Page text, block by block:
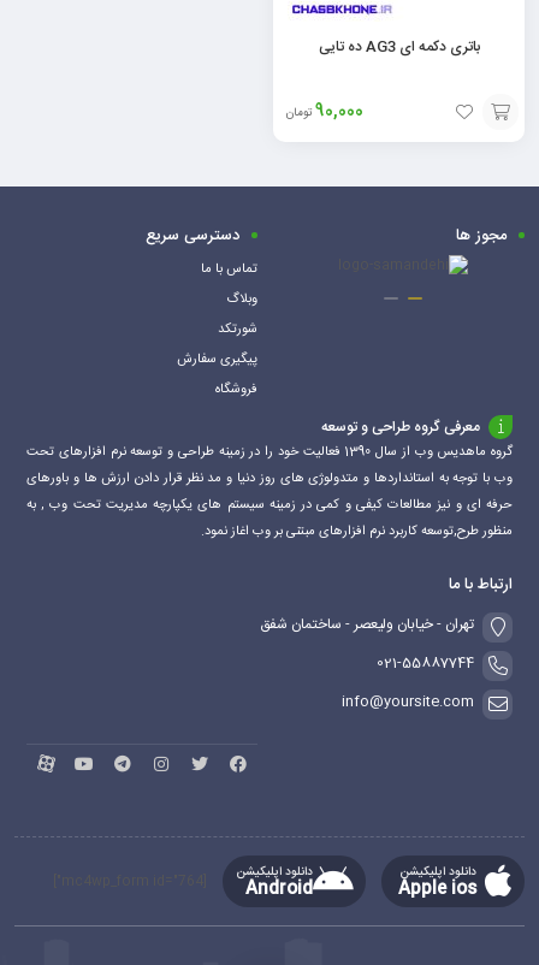
باتری دکمه ای AG3 ده تایی
90,000 تومان
افزودن
به
مجوز ها دسترسی سریع
تماس با ما
وبلاگ
شورتکد
پیگیری سفارش
فروشگاه
معرفی گروه طراحی و توسعه
گروه ماهدیس وب از سال 1390 فعالیت خود را در زمینه طراحی و توسعه نرم افزارهای تحت
وب با توجه به استانداردها و متدولوژی های روز دنیا و مد نظر قرار دادن ارزش ها و باورهای
حرفه ای و نیز مطالعات کیفی و کمی در زمینه سیستم های یکپارچه مدیریت تحت وب , به
منظور طرح,توسعه کاربرد نرم افزارهای مبتنی بر وب اغاز نمود.
ارتباط با ما
تهران - خیابان ولیعصر - ساختمان شفق
021-55887744
info@yoursite.com
دانلود اپلیکیشن
Apple ios
دانلود اپلیکیشن
Android